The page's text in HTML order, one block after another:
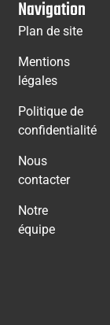
Navigation
Plan de site
Mentions
légales
Politique de
confidentialité
Nous
contacter
Notre
équipe